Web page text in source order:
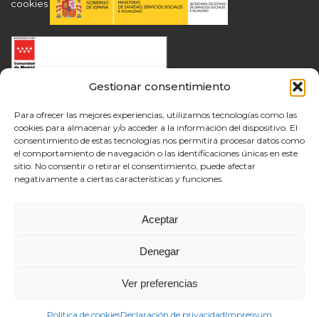
Gestionar consentimiento
Para ofrecer las mejores experiencias, utilizamos tecnologías como las
cookies para almacenar y/o acceder a la información del dispositivo. El
consentimiento de estas tecnologías nos permitirá procesar datos como
el comportamiento de navegación o las identificaciones únicas en este
sitio. No consentir o retirar el consentimiento, puede afectar
negativamente a ciertas características y funciones.
Aceptar
Denegar
Ver preferencias
Política de cookiesDeclaración de privacidadImpressum
cookies